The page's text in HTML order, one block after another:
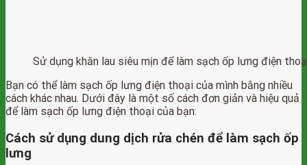
Sử dụng khăn lau siêu mịn để làm sạch ốp lưng điện
Bạn có thể làm sạch ốp lưng điện thoại của mình bằng nhiều
cách khác nhau. Dưới đây là một số cách đơn giản và hiệu quả
để làm sạch ốp lưng điện thoại của bạn:
Cách sử dụng dung dịch rửa chén để làm sạch ốp
lưng